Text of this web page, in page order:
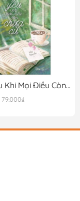
Hãy Yêu Khi Mọi Điều Còn Chưa Cũ
79.000₫